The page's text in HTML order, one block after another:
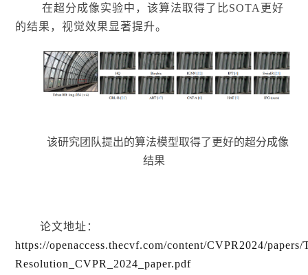
在超分成像实验中，该算法取得了比SOTA更好
的结果，视觉效果显著提升。
该研究团队提出的算法模型取得了更好的超分成像
结果
论文地址：
https://openaccess.thecvf.com/content/CVPR2024/
Resolution_CVPR_2024_paper.pdf